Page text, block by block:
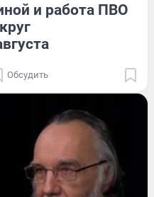
и работа ПВО
Обсудить